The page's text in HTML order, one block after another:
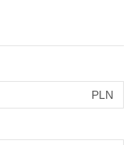
PLN